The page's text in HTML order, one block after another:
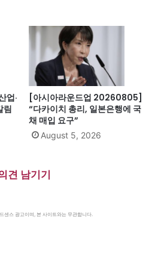
업·
림
[아시아라운드업 20260805]
“다카이치 총리, 일본은행에 국
채 매입 요구”
August 5, 2026
견 남기기
센스 광고이며, 본 사이트와는 무관합니다.